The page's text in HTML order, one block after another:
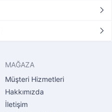
MAĞAZA
Müşteri Hizmetleri
Hakkımızda
İletişim